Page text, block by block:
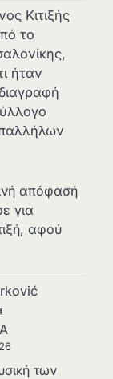
Κιτιξής
το
ήταν
απόφασή
για
αφού
των